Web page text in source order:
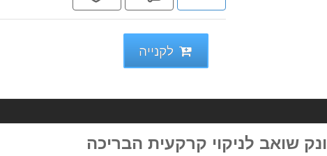
תשלומים
לקנייה
שואב לניקוי קרקעית הבריכה